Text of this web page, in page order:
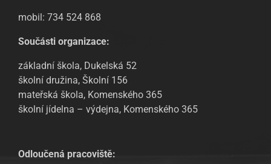
mobil: 734 524 868
Součásti organizace:
základní škola, Dukelská 52
školní družina, Školní 156
mateřská škola, Komenského 365
školní jídelna – výdejna, Komenského 365
Odloučená pracoviště: